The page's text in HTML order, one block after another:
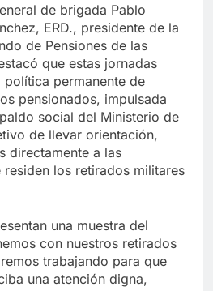
de brigada Pablo
ERD., presidente de la
de Pensiones de las
que estas jornadas
permanente de
pensionados, impulsada
social del Ministerio de
de llevar orientación,
directamente a las
los retirados militares
una muestra del
con nuestros retirados
trabajando para que
una atención digna,